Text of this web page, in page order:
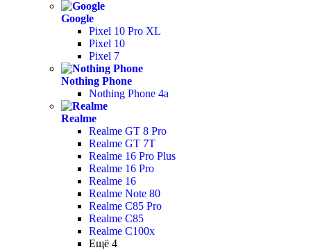
Google
Pixel 10 Pro XL
Pixel 10
Pixel 7
Nothing Phone
Nothing Phone 4a
Realme
Realme GT 8 Pro
Realme GT 7T
Realme 16 Pro Plus
Realme 16 Pro
Realme 16
Realme Note 80
Realme C85 Pro
Realme C85
Realme C100x
Ещё 4